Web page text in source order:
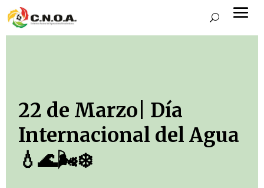
22 de Marzo| Día
Internacional del Agua
💧🌊🌬️❄️